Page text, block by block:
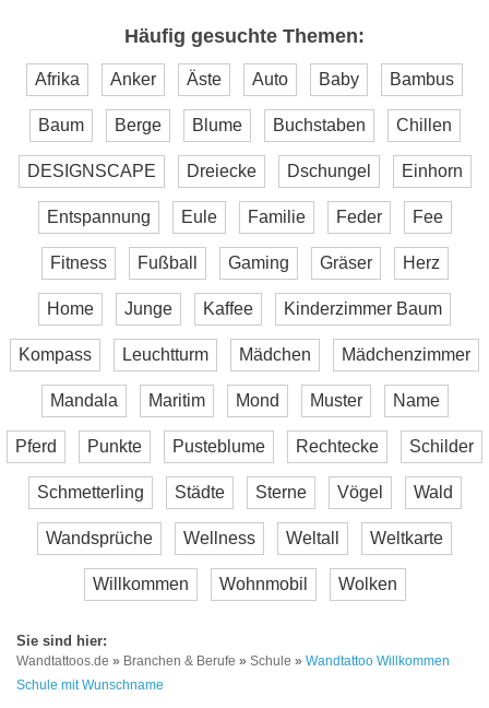
Häufig gesuchte Themen:
Afrika Anker Äste Auto Baby Bambus
Baum Berge Blume Buchstaben Chillen
DESIGNSCAPE Dreiecke Dschungel Einhorn
Entspannung Eule Familie Feder Fee
Fitness Fußball Gaming Gräser Herz
Home Junge Kaffee Kinderzimmer Baum
Kompass Leuchtturm Mädchen Mädchenzimmer
Mandala Maritim Mond Muster Name
Pferd Punkte Pusteblume Rechtecke Schilder
Schmetterling Städte Sterne Vögel Wald
Wandsprüche Wellness Weltall Weltkarte
Willkommen Wohnmobil Wolken
Wandtattoos.de » Branchen & Berufe » Schule » Wandtattoo Willkommen
Schule mit Wunschname